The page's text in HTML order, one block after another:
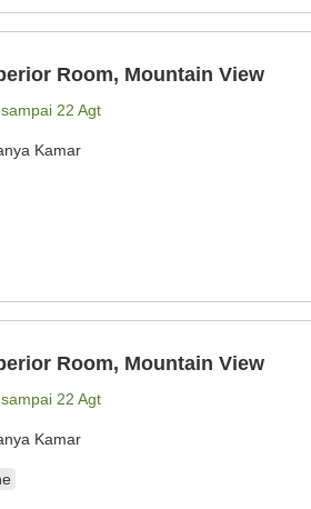
Room, Mountain View
22 Agt
Kamar
Room, Mountain View
22 Agt
Kamar